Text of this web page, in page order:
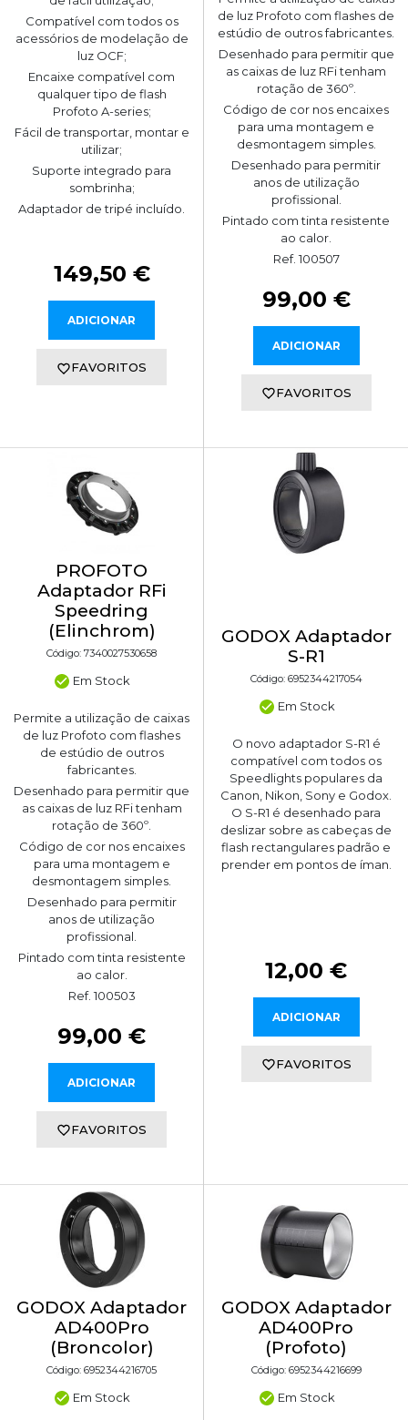
Compatível com todos os
acessórios de modelação de
luz OCF;
Encaixe compatível com
qualquer tipo de flash
Profoto A-series;
Fácil de transportar, montar e
utilizar;
Suporte integrado para
sombrinha;
Adaptador de tripé incluído.
149,50 €
ADICIONAR
FAVORITOS
de luz Profoto com flashes de
estúdio de outros fabricantes.
Desenhado para permitir que
as caixas de luz RFi tenham
rotação de 360º.
Código de cor nos encaixes
para uma montagem e
desmontagem simples.
Desenhado para permitir
anos de utilização
profissional.
Pintado com tinta resistente
ao calor.
Ref. 100507
99,00 €
ADICIONAR
FAVORITOS
PROFOTO
Adaptador RFi
Speedring
(Elinchrom)
Código: 7340027530658
Em Stock
Permite a utilização de caixas
de luz Profoto com flashes
de estúdio de outros
fabricantes.
Desenhado para permitir que
as caixas de luz RFi tenham
rotação de 360º.
Código de cor nos encaixes
para uma montagem e
desmontagem simples.
Desenhado para permitir
anos de utilização
profissional.
Pintado com tinta resistente
ao calor.
Ref. 100503
99,00 €
ADICIONAR
FAVORITOS
GODOX Adaptador
S-R1
Código: 6952344217054
Em Stock
O novo adaptador S-R1 é
compatível com todos os
Speedlights populares da
Canon, Nikon, Sony e Godox.
O S-R1 é desenhado para
deslizar sobre as cabeças de
flash rectangulares padrão e
prender em pontos de íman.
12,00 €
ADICIONAR
FAVORITOS
GODOX Adaptador
AD400Pro
(Broncolor)
Código: 6952344216705
Em Stock
GODOX Adaptador
AD400Pro
(Profoto)
Código: 6952344216699
Em Stock